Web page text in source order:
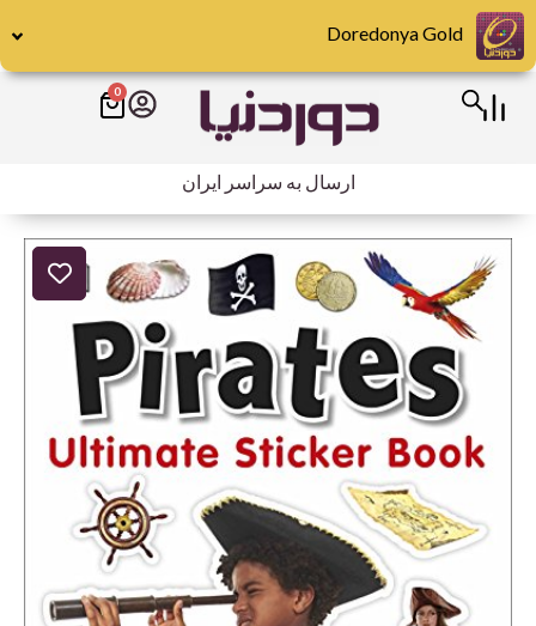
پرش
به
محتوا
0
سبد
ارسال به سراسر ایران